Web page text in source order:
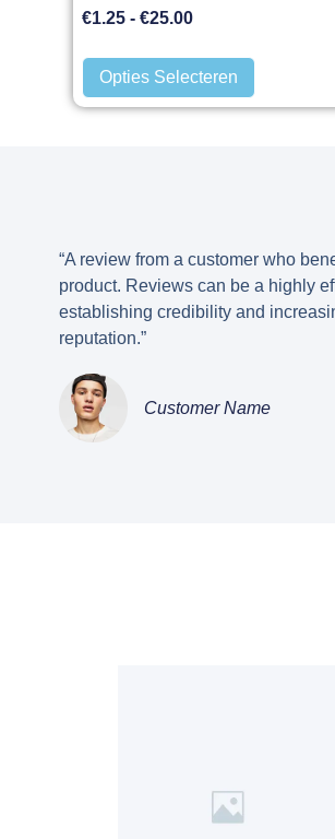
€1.25 - €25.00
Opties Selecteren
“A review from a customer who
product. Reviews can be a highly
establishing credibility and
reputation.”
Customer Name